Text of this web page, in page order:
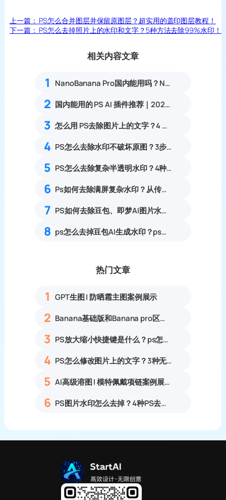
上一篇： PS怎么合并图层并保留原图层？超实用的盖印图层教程！
下一篇： PS怎么去掉照片上的水印和文字？5种方法去除99%水印！
相关内容文章
1 NanoBanana Pro国内能用吗？Nano banana使用教程
2 国内能用的 PS AI 插件推荐｜2026 4款AI插件最新实测
3 怎么用 PS去除图片上的文字？4 种实用无痕去文字方法
4 PS怎么去除水印不破坏原图？3步多种场景去水印完整操作指南
5 PS怎么去除复杂半透明水印？4种无痕方法99%精准去除透明水印教程
6 Ps如何去除满屏复杂水印？从传统繁琐抹除到AI智能无痕重构全纪录
7 PS如何去除豆包、即梦AI图片水印？从手动到无痕全攻略
8 ps怎么去掉豆包AI生成水印？ps去掉豆包AI生成标志教程
热门文章
1 GPT生图 | 防晒霜主图案例展示
2 Banana基础版和Banana pro区别对比丨具体案例应用+使用教程
3 PS放大缩小快捷键是什么？ps怎么把图片拉大拉小？
4 PS怎么修改图片上的文字？3种无痕改字方法，新手也能搞定
5 AI高级溶图 | 模特佩戴项链案例展示
6 PS图片水印怎么去掉？4种PS去水印方法教程无痕去除各类图片水印